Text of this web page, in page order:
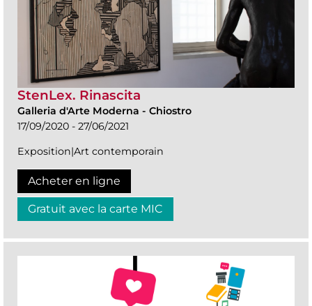
StenLex. Rinascita
Galleria d'Arte Moderna - Chiostro
17/09/2020 - 27/06/2021
Exposition|Art contemporain
Acheter en ligne
Gratuit avec la carte MIC